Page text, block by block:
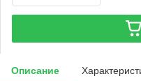
Описание